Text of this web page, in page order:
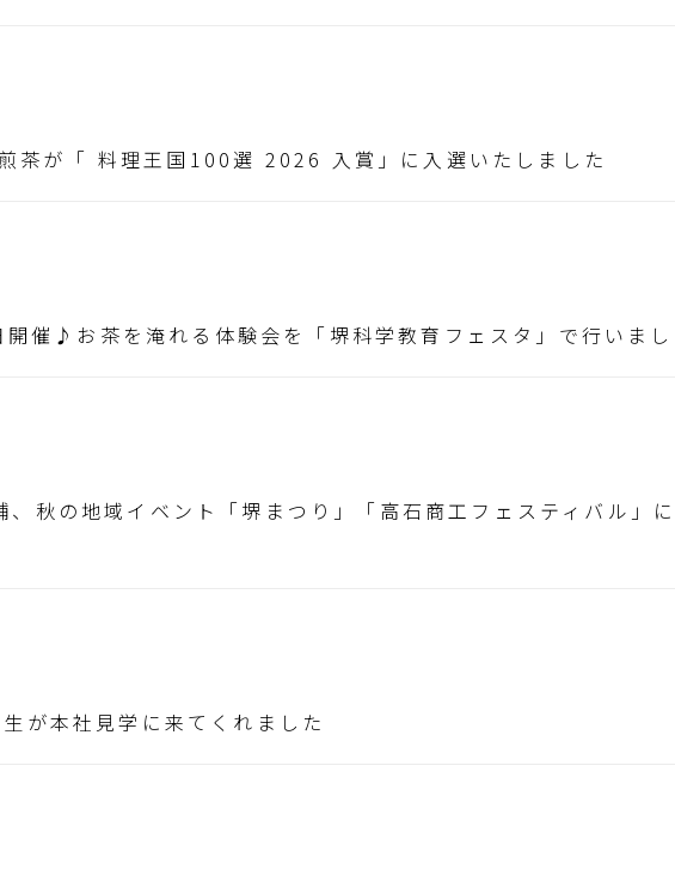
茶が「 料理王国100選 2026 入賞」に入選いたしました
催♪お茶を淹れる体験会を「堺科学教育フェスタ」で行いまし
、秋の地域イベント「堺まつり」「高石商工フェスティバル」
が本社見学に来てくれました